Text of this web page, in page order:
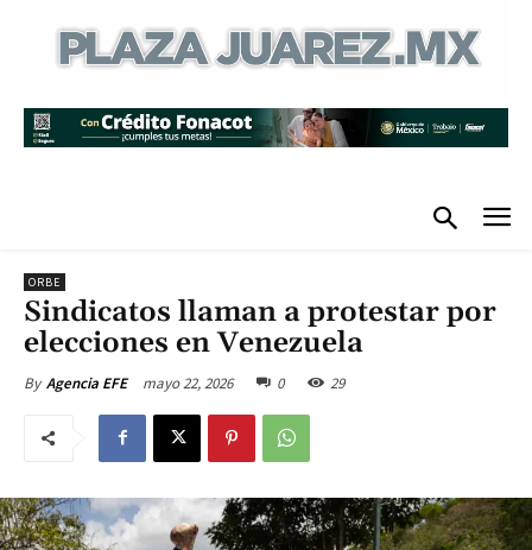
ORBE
Sindicatos llaman a protestar por
elecciones en Venezuela
By Agencia EFE mayo 22, 2026 0 29